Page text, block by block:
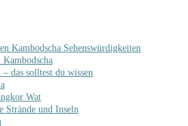
Kambodscha Sehenswürdigkeiten
das solltest du wissen
Wat
Strände und Inseln